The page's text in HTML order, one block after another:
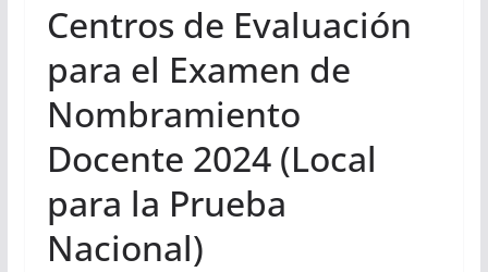
Centros de Evaluación
para el Examen de
Nombramiento
Docente 2024 (Local
para la Prueba
Nacional)